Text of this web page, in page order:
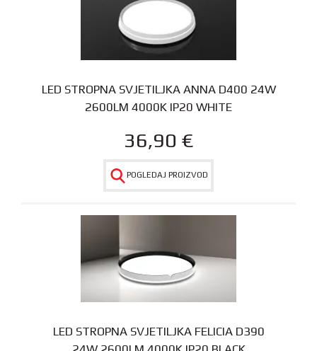
LED STROPNA SVJETILJKA ANNA D400 24W
2600LM 4000K IP20 WHITE
36,90 €
POGLEDAJ PROIZVOD
LED STROPNA SVJETILJKA FELICIA D390